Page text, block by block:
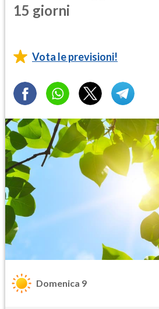
15 giorni
Vota le previsioni!
Domenica 9